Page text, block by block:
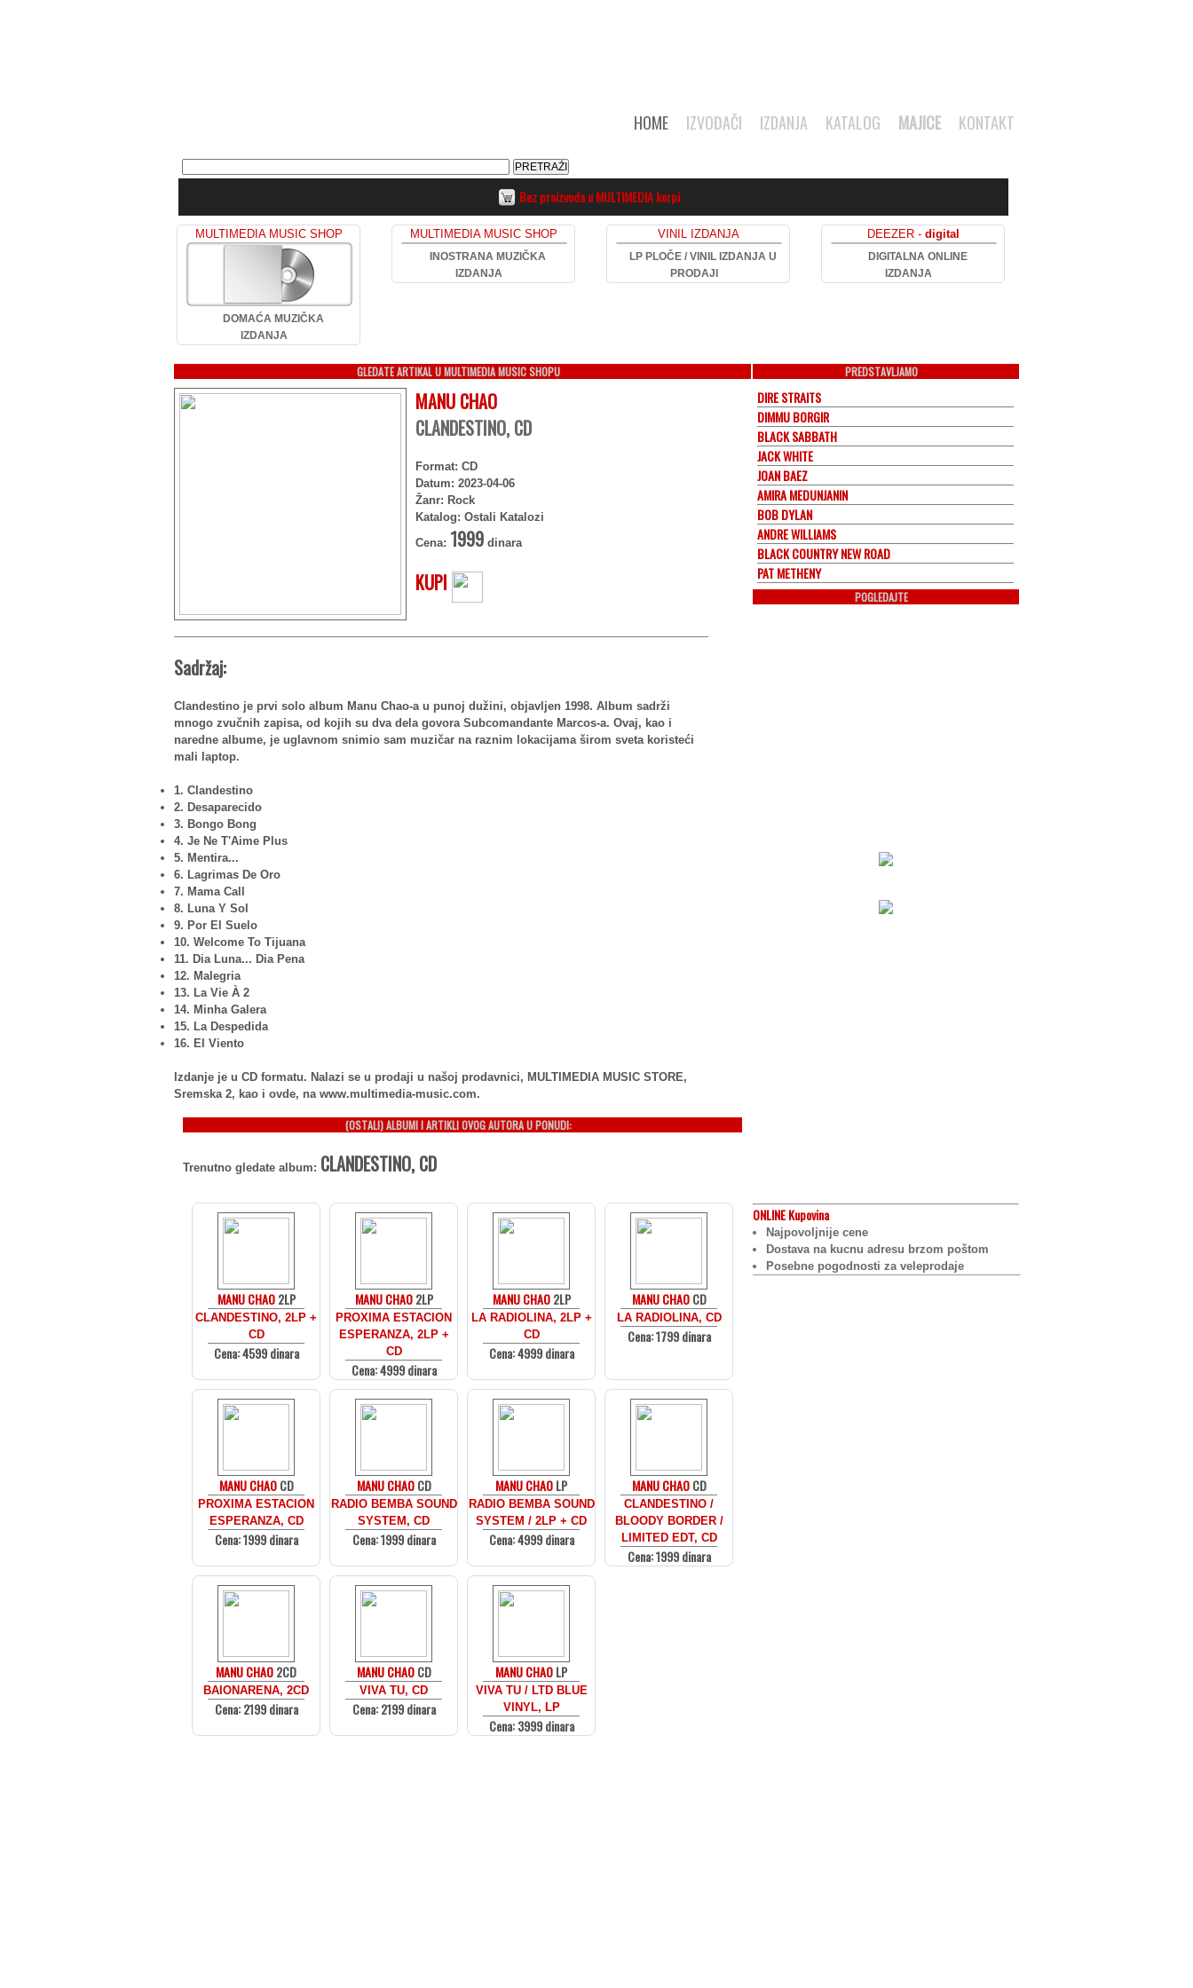
HOME IZVOĐAČI IZDANJA KATALOG MAJICE KONTAKT
Bez proizvoda u MULTIMEDIA korpi
MULTIMEDIA MUSIC SHOP
DOMAĆA MUZIČKA
IZDANJA
MULTIMEDIA MUSIC SHOP
INOSTRANA MUZIČKA
IZDANJA
VINIL IZDANJA
LP PLOČE / VINIL IZDANJA U
PRODAJI
DEEZER - digital
DIGITALNA ONLINE
IZDANJA
GLEDATE ARTIKAL U MULTIMEDIA MUSIC SHOPU
MANU CHAO
CLANDESTINO, CD
Format: CD
Datum: 2023-04-06
Žanr: Rock
Katalog: Ostali Katalozi
Cena: 1999 dinara
KUPI
Sadržaj:
Clandestino je prvi solo album Manu Chao-a u punoj dužini, objavljen 1998. Album sadrži
mnogo zvučnih zapisa, od kojih su dva dela govora Subcomandante Marcos-a. Ovaj, kao i
naredne albume, je uglavnom snimio sam muzičar na raznim lokacijama širom sveta koristeći
mali laptop.
1. Clandestino
2. Desaparecido
3. Bongo Bong
4. Je Ne T'Aime Plus
5. Mentira...
6. Lagrimas De Oro
7. Mama Call
8. Luna Y Sol
9. Por El Suelo
10. Welcome To Tijuana
11. Dia Luna... Dia Pena
12. Malegria
13. La Vie À 2
14. Minha Galera
15. La Despedida
16. El Viento
Izdanje je u CD formatu. Nalazi se u prodaji u našoj prodavnici, MULTIMEDIA MUSIC STORE,
Sremska 2, kao i ovde, na www.multimedia-music.com.
(OSTALI) ALBUMI I ARTIKLI OVOG AUTORA U PONUDI:
Trenutno gledate album: CLANDESTINO, CD
MANU CHAO2LP
CLANDESTINO, 2LP +
CD
Cena: 4599 dinara
MANU CHAO2LP
PROXIMA ESTACION
ESPERANZA, 2LP +
CD
Cena: 4999 dinara
MANU CHAO2LP
LA RADIOLINA, 2LP +
CD
Cena: 4999 dinara
MANU CHAOCD
LA RADIOLINA, CD
Cena: 1799 dinara
MANU CHAOCD
PROXIMA ESTACION
ESPERANZA, CD
Cena: 1999 dinara
MANU CHAOCD
RADIO BEMBA SOUND
SYSTEM, CD
Cena: 1999 dinara
MANU CHAOLP
RADIO BEMBA SOUND
SYSTEM / 2LP + CD
Cena: 4999 dinara
MANU CHAOCD
CLANDESTINO /
BLOODY BORDER /
LIMITED EDT, CD
Cena: 1999 dinara
MANU CHAO2CD
BAIONARENA, 2CD
Cena: 2199 dinara
MANU CHAOCD
VIVA TU, CD
Cena: 2199 dinara
MANU CHAOLP
VIVA TU / LTD BLUE
VINYL, LP
Cena: 3999 dinara
PREDSTAVLJAMO
DIRE STRAITS
DIMMU BORGIR
BLACK SABBATH
JACK WHITE
JOAN BAEZ
AMIRA MEDUNJANIN
BOB DYLAN
ANDRE WILLIAMS
BLACK COUNTRY NEW ROAD
PAT METHENY
POGLEDAJTE
ONLINEKupovina
Najpovoljnije cene
Dostava na kucnu adresu brzom poštom
Posebne pogodnosti za veleprodaje